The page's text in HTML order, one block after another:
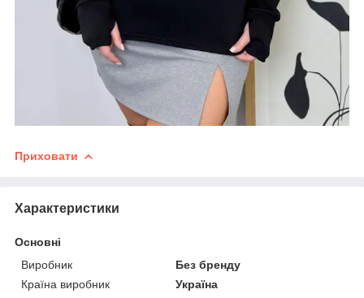
Приховати
Характеристики
Основні
Виробник
Без бренду
Країна виробник
Україна